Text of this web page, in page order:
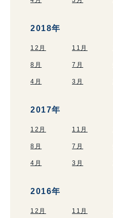
2018年
12月 11月
8月 7月
4月 3月
2017年
12月 11月
8月 7月
4月 3月
2016年
12月 11月